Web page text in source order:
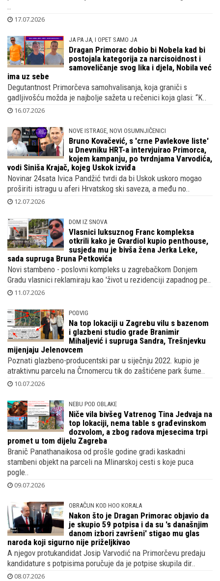
..
17.07.2026
JA PA JA, I OPET SAMO JA
Dragan Primorac dobio bi Nobela kad bi
postojala kategorija za narcisoidnost i
samoveličanje svog lika i djela, Nobila već
ima uz sebe
Degutantnost Primorčeva samohvalisanja, koja graniči s
gadljivošću možda je najbolje sažeta u rečenici koja glasi: “K..
16.07.2026
NOVE ISTRAGE, NOVI OSUMNJIČENICI
Bruno Kovačević, s 'crne Pavlekove liste'
u Dnevniku HRT-a intervjuirao Primorca,
kojem kampanju, po tvrdnjama Varvodića,
vodi Siniša Krajač, kojeg Uskok izviđa
Novinar 24sata Ivica Pandžić tvrdi da bi Uskok uskoro mogao
proširiti istragu u aferi Hrvatskog ski saveza, a među no..
12.07.2026
DOM IZ SNOVA
Vlasnici luksuznog Franc kompleksa
otkrili kako je Gvardiol kupio penthouse,
susjeda mu je bivša žena Jerka Leke,
sada supruga Bruna Petkovića
Novi stambeno - poslovni kompleks u zagrebačkom Donjem
Gradu vlasnici reklamiraju kao 'život u rezidenciji zapadnog pe..
11.07.2026
PODVIG
Na top lokaciji u Zagrebu vilu s bazenom
i glazbeni studio grade Branimir
Mihaljević i supruga Sandra, Trešnjevku
mijenjaju Jelenovcem
Poznati glazbeno-producentski par u siječnju 2022. kupio je
atraktivnu parcelu na Črnomercu tik do zaštićene park šume..
10.07.2026
NEBU POD OBLAKE
Niče vila bivšeg Vatrenog Tina Jedvaja na
top lokaciji, nema table s građevinskom
dozvolom, a zbog radova mjesecima trpi
promet u tom dijelu Zagreba
Branič Panathanaikosa od prošle godine gradi kaskadni
stambeni objekt na parceli na Mlinarskoj cesti s koje puca
pogle..
09.07.2026
OBRAČUN KOD HOO KORALA
Nakon što je Dragan Primorac objavio da
je skupio 59 potpisa i da su 's današnjim
danom izbori završeni' stigao mu glas
naroda koji sigurno nije priželjkivao
A njegov protukandidat Josip Varvodić na Primorčevu predaju
kandidature s potpisima poručuje da je potpise skupila dir..
08.07.2026